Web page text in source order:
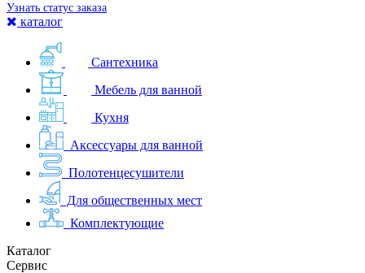
Узнать статус заказа
каталог
Сантехника
Мебель для ванной
Кухня
Аксессуары для ванной
Полотенцесушители
Для общественных мест
Комплектующие
Каталог
Сервис